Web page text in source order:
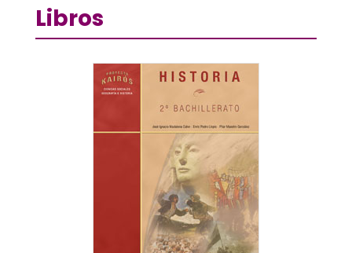
Libros